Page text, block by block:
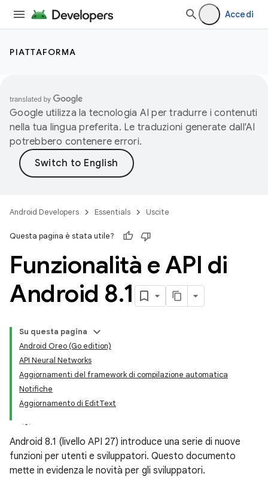
Accedi
PIATTAFORMA
Google utilizza la tecnologia AI per tradurre i contenuti
nella tua lingua preferita. Le traduzioni generate dall'AI
potrebbero contenere errori.
Android Developers Essentials Uscite
Questa pagina è stata utile?
Funzionalità e API di
Android 8.1
Su questa pagina
Android Oreo (Go edition)
API Neural Networks
Aggiornamenti del framework di compilazione automatica
Notifiche
Aggiornamento di EditText
Android 8.1 (livello API 27) introduce una serie di nuove
funzioni per utenti e sviluppatori. Questo documento
mette in evidenza le novità per gli sviluppatori.